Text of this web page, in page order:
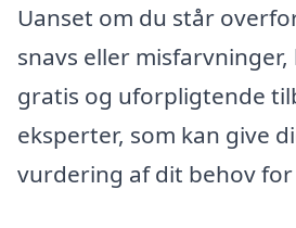
Uanset om du står
snavs eller
gratis og uforpligtende
eksperter, som kan give
vurdering af dit behov